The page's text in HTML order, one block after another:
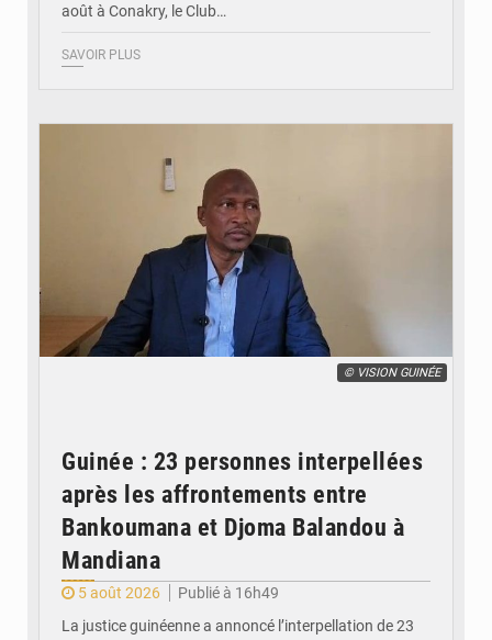
août à Conakry, le Club…
SAVOIR PLUS
© VISION GUINÉE
Guinée : 23 personnes interpellées
après les affrontements entre
Bankoumana et Djoma Balandou à
Mandiana
5 août 2026
Publié à 16h49
La justice guinéenne a annoncé l’interpellation de 23